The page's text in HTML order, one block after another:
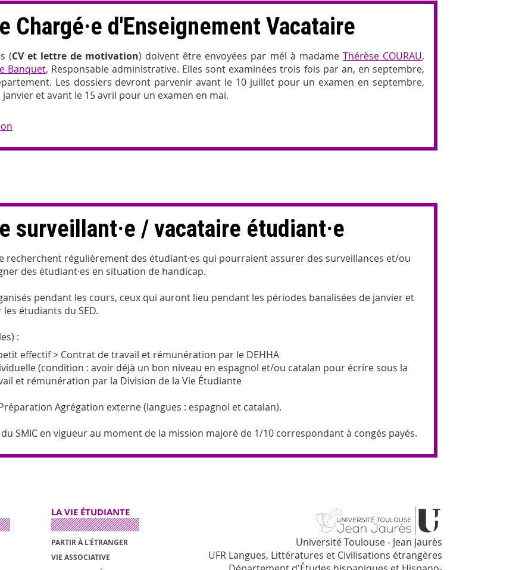
Chargé·e d'Enseignement Vacataire
(CV et lettre de motivation) doivent être envoyées par mél à madame Thérèse COURAU,
Banquet, Responsable administrative. Elles sont examinées trois fois par an, en septembre,
Les dossiers devront parvenir avant le 10 juillet pour un examen en septembre,
et avant le 15 avril pour un examen en mai.
surveillant·e / vacataire étudiant·e
recherchent régulièrement des étudiant·es qui pourraient assurer des surveillances et/ou
des étudiant·es en situation de handicap.
pendant les cours, ceux qui auront lieu pendant les périodes banalisées de janvier et
étudiants du SED.
:
effectif > Contrat de travail et rémunération par le DEHHA
(condition : avoir déjà un bon niveau en espagnol et/ou catalan pour écrire sous la
et rémunération par la Division de la Vie Étudiante
Agrégation externe (langues : espagnol et catalan).
SMIC en vigueur au moment de la mission majoré de 1/10 correspondant à congés payés.
LA VIE ÉTUDIANTE
PARTIR À L'ÉTRANGER
VIE ASSOCIATIVE
Université Toulouse - Jean Jaurès
UFR Langues, Littératures et Civilisations étrangères